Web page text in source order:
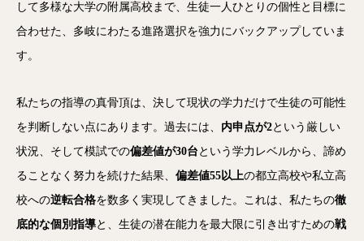
して多様な大学の附属高校まで、生徒一人ひとりの個性と目標に
合わせた、多岐にわたる進路選択を強力にバックアップしていま
す。
私たちの指導の真骨頂は、決して現状の学力だけで生徒の可能性
を判断しない点にあります。過去には、 内申点が2という厳しい
状況、そして模試での偏差値が30台 という学力レベルから、諦め
ることなく努力を続けた結果、 偏差値55以上の都立高校や私立高
校への逆転合格を数多く実現してきました。これは、私たちの徹
底的な個別指導と、生徒の潜在能力を最大限に引き出すための戦